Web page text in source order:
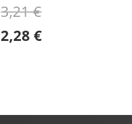
3,21€
Izvorna cijena bila je: 3,21 €.
2,28€Trenutna cijena je: